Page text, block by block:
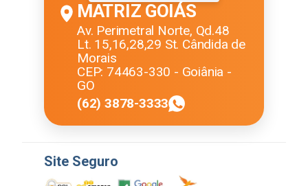
MATRIZ GOIÁS
Av. Perimetral Norte, Qd.48
Lt. 15,16,28,29 St. Cândida de
Morais
CEP: 74463-330 - Goiânia -
GO
(62) 3878-3333
Site Seguro